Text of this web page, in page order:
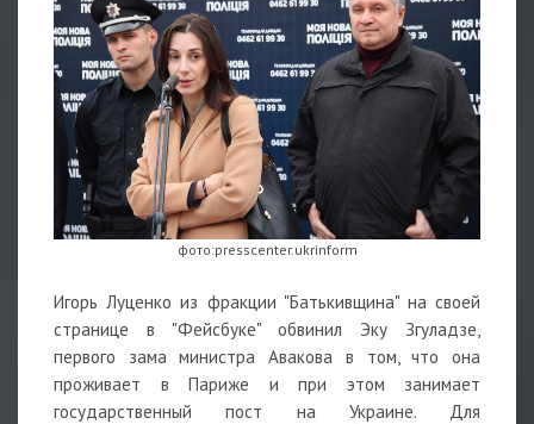
фото:presscenter.ukrinform
Игорь Луценко из фракции "Батькивщина" на своей
странице в "Фейсбуке" обвинил Эку Згуладзе,
первого зама министра Авакова в том, что она
проживает в Париже и при этом занимает
государственный пост на Украине. Для